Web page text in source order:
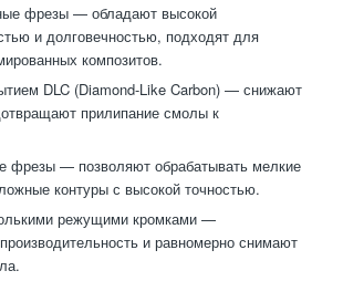
фрезы — обладают высокой
и долговечностью, подходят для
композитов.
DLC (Diamond-Like Carbon) — снижают
прилипание смолы к
фрезы — позволяют обрабатывать мелкие
контуры с высокой точностью.
режущими кромками —
и равномерно снимают